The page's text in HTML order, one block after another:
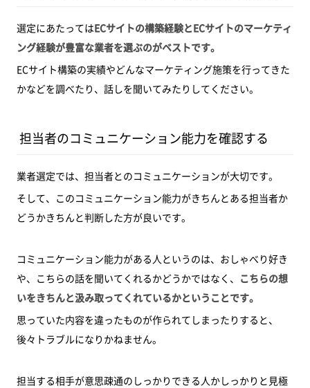
選定にあたってはECサイトの構築経験とECサイトのマーケティ
ング経験が豊富な業者を選ぶのがベストです。
ECサイト構築の実績やどんなマーケティング施策を行ってきた
かなどを調べたり、話しを聞いてみたりしてください。
担当者のコミュニケーション能力を確認する
業者選定では、担当者とのコミュニケーションが大切です。
そして、このコミュニケーション能力がきちんとある担当者か
どうかきちんと判断した方が良いです。
コミュニケーション能力がある人というのは、おしゃべり好き
や、こちらの話を聞いてくれるかどうかではなく、 こちらの想
いをきちんと汲み取ってくれているかということです。
思っていた内容を違ったものが作られてしまったりすると、
後々トラブルになりかねません。
担当する相手が意思疎通のしっかりできる人かしっかりと見極